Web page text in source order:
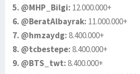
5. @MHP_Bilgi: 12.000.000+
6. @BeratAlbayrak: 11.000.000+
7. @hmzaydg:8.400.000+
8. @tcbestepe:8.400.000+
9. @BTS_twt:8.400.000+